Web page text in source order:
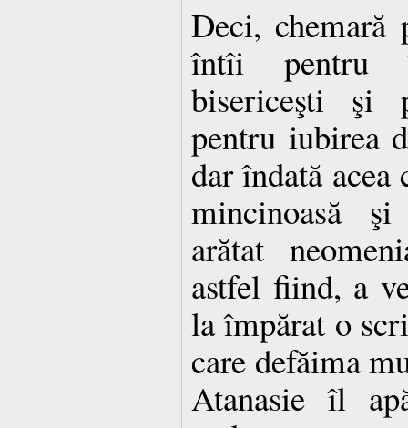
Deci,
întîi pentru
bisericeşti şi
pentru iubirea
dar îndată acea
mincinoasă
arătat
astfel fiind, a
la împărat o
care defăima
Atanasie îl